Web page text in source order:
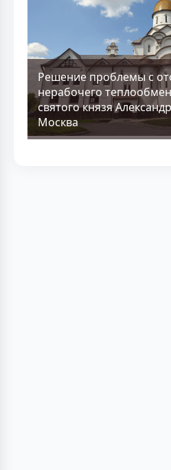
Решение проблемы с
нерабочего
святого князя
Москва